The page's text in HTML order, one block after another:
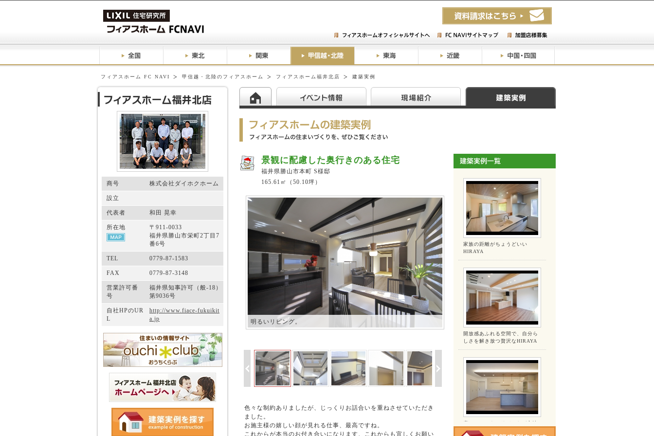
フィアスホーム FC NAVI 甲信越・北陸のフィアスホーム フィアスホーム福井北店 建築実例
商号 株式会社ダイホクホーム
設立
代表者 和田 晃幸
所在地
〒911-0033
福井県勝山市栄町2丁目7
番6号
TEL 0779-87-1583
FAX 0779-87-3148
営業許可番
号
福井県知事許可（般-18）
第9036号
自社HPのUR
L
http://www.fiace-fukuikit
a.jp
景観に配慮した奥行きのある住宅
福井県勝山市本町 S様邸
165.61㎡（50.10坪）
明るいリビング。
色々な制約ありましたが、じっくりお話合いを重ねさせていただき
ました。
お施主様の嬉しい顔が見れる仕事、最高ですね。
これからが本当のお付き合いになります、これからも宜しくお願い
家族の距離がちょうどいい
HIRAYA
開放感あふれる空間で、自分ら
しさを解き放つ贅沢なHIRAYA
広いLDK&ウッドデッキが心地
よいお家。